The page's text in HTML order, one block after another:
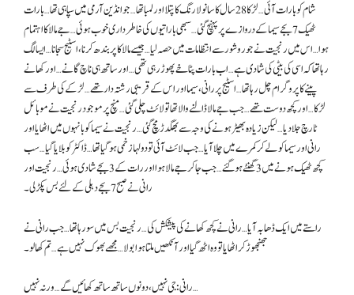
شام کو بارات آئی… لڑکا 28 سال کا سانولا رنگ کا پتلا اور لمبا تھا… جو انڈین آرمی میں سپاہی تھا… بارات
ٹھیک 7 بجے سیما کے دروازے پر پہنچ گئی… سبھی باراتیوں کی خاطر داری خوب ہوئی… جے مالا کا اہتمام
ہوا… اس میں رنجیت نے جور و شور سے انتظامات میں حصہ لیا… جیسے مالا کا پربندھ کرنا، اسٹیج سجانا… ایسا لگ
رہا تھا کہ اسی کی بیٹی کی شادی ہے… اب بارات پٹاخے پھوڑ رہی تھی… اور ساتھ ہی ناچ گانے… اور کھانے
پینے کا پروگرام چل رہا تھا… اسٹیج پر رانی، سیما اور اس کے قریبی رشتہ دار تھے… لڑکے کی طرف سے
لڑکا… اور کچھ دوست تھے… جب جے مالا ڈالنے والا تھا تو لائٹ چلی گئی… منچ پر موجود رنجیت نے موبائل
ٹارچ جلا دیا… لیکن زیادہ بھیڑ ہونے کی وجہ سے بھگدڑ مچ گئی… رنجیت نے سیما کو بانہوں میں اٹھایا اور
رانی اور سیما کو لے کر کمرے میں چلا آیا… جب لائٹ آئی تو دولہا زخمی ہو گیا تھا… ڈاکٹر کو بلایا گیا… سب
کچھ ٹھیک ہونے میں 3 گھنٹے ہو گئے… جب جا کر جے مالا ہوا اور رات کے 3 بجے شادی ہوئی… رنجیت اور
رانی نے صبح 7 بجے دہلی کے لئے بس پکڑ لی۔
راستے میں ایک ڈھابہ آیا… رانی نے کچھ کھانے کی پیشکش کی… رنجیت بس میں سو رہا تھا… جب رانی نے
جھنجھوڑ کر اٹھایا تو وہ اٹھ گیا اور آنکھیں ملتا ہوا بولا… مجھے بھوک نہیں ہے… تم کھا لو۔
رانی: جی نہیں، دونوں ساتھ ساتھ کھائیں گے… ورنہ نہیں…